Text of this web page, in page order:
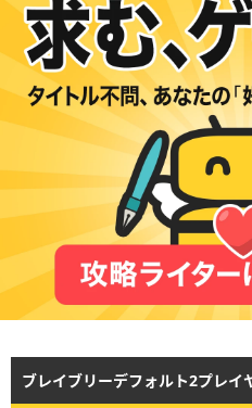
ブレイブリーデフォルト2プレイ